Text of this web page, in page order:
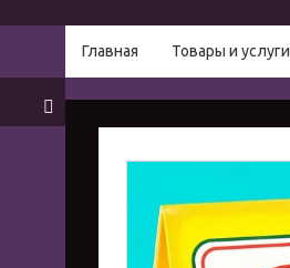
Главная Товары и услуги